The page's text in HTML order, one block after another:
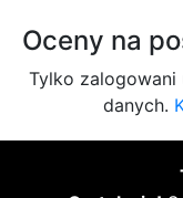
Oceny na
Tylko
danych.